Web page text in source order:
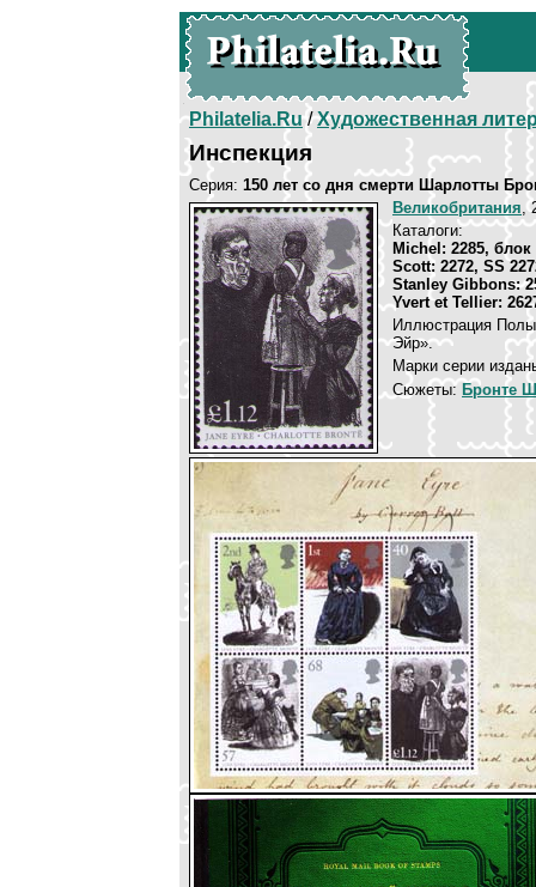
Philatelia.Ru/Художественная
Инспекция
Серия: 150 лет со дня смерти Шарлотты
Великобритания,
Каталоги:
Michel: 2285, блок
Scott: 2272, SS
Stanley Gibbons:
Yvert et Tellier:
Иллюстрация
Эйр».
Марки серии
Сюжеты: Бронте